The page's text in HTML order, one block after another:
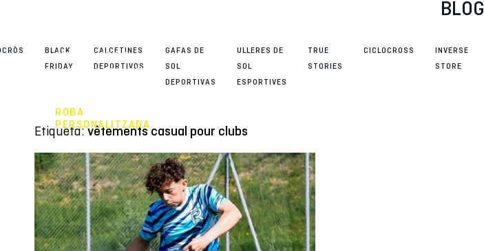
BLOG
BLACK
FRIDAY
CALCETINES
DEPORTIVOS
GAFAS DE
SOL
DEPORTIVAS
ULLERES DE
SOL
ESPORTIVES
TRUE
STORIES
CICLOCROSS
INVERSE
STORE
Etiqueta:vêtements casual pour clubs
esportives de
club sense mals
ROBA
PERSONALITZADA